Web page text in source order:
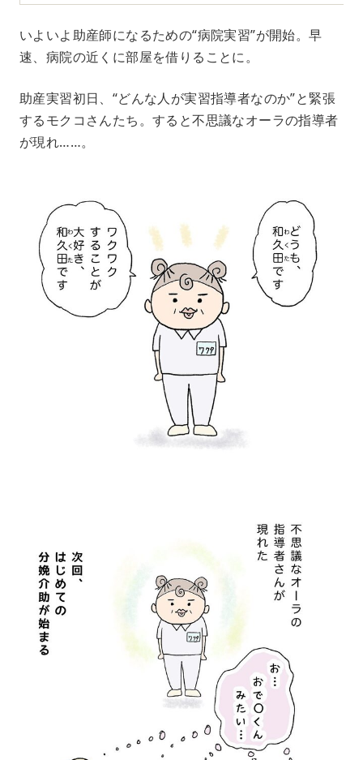
いよいよ助産師になるための“病院実習”が開始。早
速、病院の近くに部屋を借りることに。
助産実習初日、“どんな人が実習指導者なのか”と緊張
するモクコさんたち。すると不思議なオーラの指導者
が現れ……。